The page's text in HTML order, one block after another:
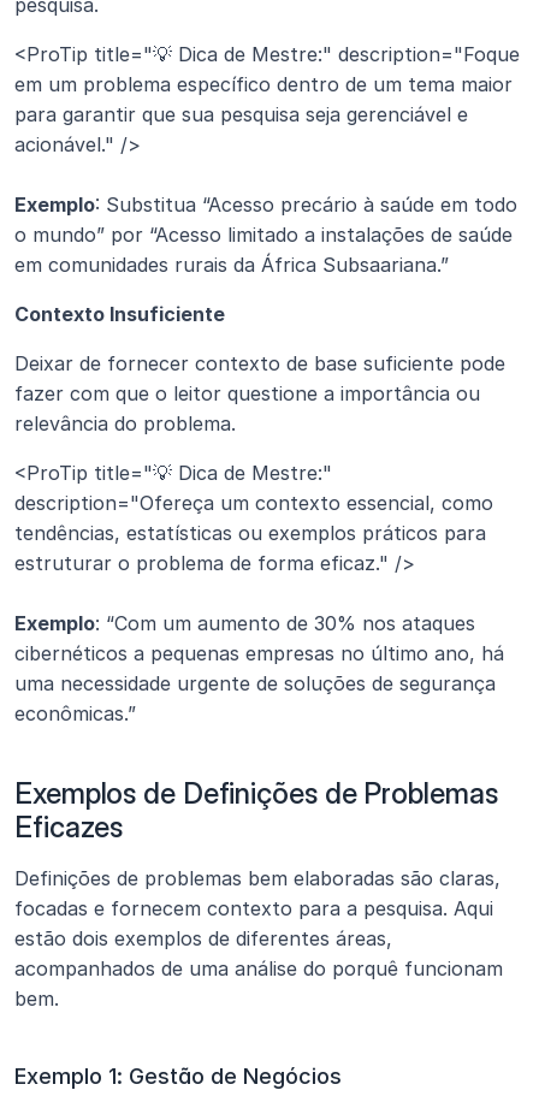
<ProTip title="💡 Dica de Mestre:" description="Foque
em um problema específico dentro de um tema maior
para garantir que sua pesquisa seja gerenciável e
acionável." />
Exemplo: Substitua “Acesso precário à saúde em todo
o mundo” por “Acesso limitado a instalações de saúde
em comunidades rurais da África Subsaariana.”
Contexto Insuficiente
Deixar de fornecer contexto de base suficiente pode
fazer com que o leitor questione a importância ou
relevância do problema.
<ProTip title="💡 Dica de Mestre:"
description="Ofereça um contexto essencial, como
tendências, estatísticas ou exemplos práticos para
estruturar o problema de forma eficaz." />
Exemplo: “Com um aumento de 30% nos ataques
cibernéticos a pequenas empresas no último ano, há
uma necessidade urgente de soluções de segurança
econômicas.”
Exemplos de Definições de Problemas
Eficazes
Definições de problemas bem elaboradas são claras,
focadas e fornecem contexto para a pesquisa. Aqui
estão dois exemplos de diferentes áreas,
acompanhados de uma análise do porquê funcionam
bem.
Exemplo 1: Gestão de Negócios